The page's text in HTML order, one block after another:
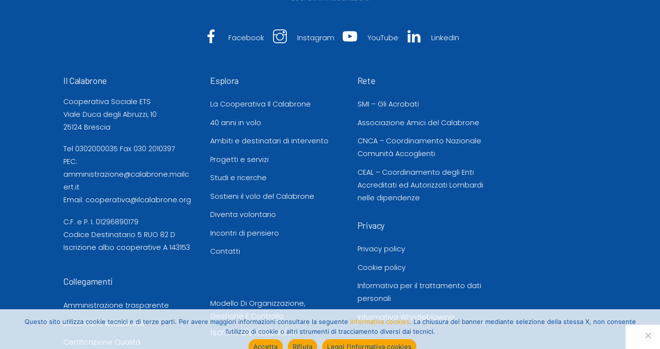
Facebook Instagram YouTube LinkedIn
Il Calabrone
Cooperativa Sociale ETS
Viale Duca degli Abruzzi, 10
25124 Brescia
Tel 0302000035 Fax 030 2010397
PEC:
amministrazione@calabrone.mailc
ert.it
Email: cooperativa@ilcalabrone.org
C.F. e P. I. 01296890179
Codice Destinatario 5 RUO 82 D
Iscrizione albo cooperative A 143153
Collegamenti
Amministrazione trasparente
Documenti istituzionali
Certificazione Qualità
Esplora
La Cooperativa Il Calabrone
40 anni in volo
Ambiti e destinatari di intervento
Progetti e servizi
Studi e ricerche
Sostieni il volo del Calabrone
Diventa volontario
Incontri di pensiero
Contatti
Modello Di Organizzazione,
Gestione E Controllo
Rete
SMI – Gli Acrobati
Associazione Amici del Calabrone
CNCA – Coordinamento Nazionale
Comunità Accoglienti
CEAL – Coordinamento degli Enti
Accreditati ed Autorizzati Lombardi
nelle dipendenze
Privacy
Privacy policy
Cookie policy
Informativa per il trattamento dati
personali
Informativa Whistleblowing
Iscriviti alla Newsletter
Questo sito utilizza cookie tecnici e di terze parti. Per avere maggiori informazioni consultare la seguente informativa cookies. La chiusura del banner mediante selezione della stessa X, non consente
l’utilizzo di cookie o altri strumenti di tracciamento diversi dai tecnici.
Accetta
Rifiuta Leggi l'informativa cookies